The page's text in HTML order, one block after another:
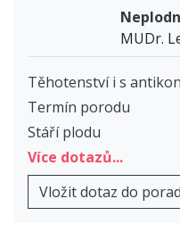
MUDr.
Těhotenství i s
Termín porodu
Stáří plodu
Více dotazů...
Vložit dotaz do